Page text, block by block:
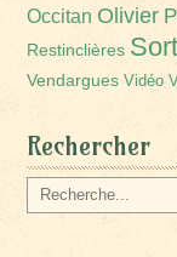
Occitan Olivier
Restinclières
Vendargues Vidéo
Rechercher